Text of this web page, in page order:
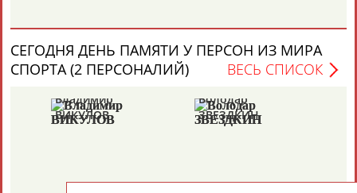
24 персон из 13181
ТАБЛО АКТИВНОСТИ
СЕГОДНЯ ДЕНЬ ПАМЯТИ У ПЕРСОН ИЗ МИРА
СПОРТА (2 ПЕРСОНАЛИЙ)
ВЕСЬ СПИСОК
Владимир
ВИКУЛОВ
Володар
ЗВЕЗДКИН